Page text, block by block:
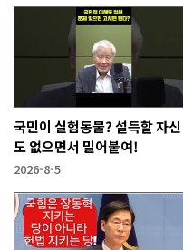
국민이 실험동물? 설득할 자신
도 없으면서 밀어붙여!
2026-8-5